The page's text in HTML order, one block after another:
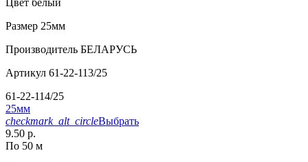
Цвет белый
Размер 25мм
Производитель БЕЛАРУСЬ
Артикул 61-22-113/25
61-22-114/25
25мм
checkmark_alt_circleВыбрать
9.50 р.
По 50 м